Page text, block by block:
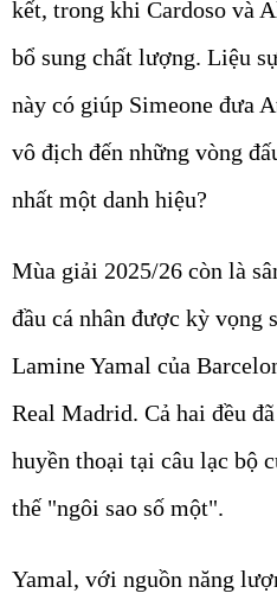
kết, trong khi Cardoso và
bổ sung chất lượng. Liệu
này có giúp Simeone đưa
vô địch đến những vòng
nhất một danh hiệu?
Mùa giải 2025/26 còn là
đầu cá nhân được kỳ vọng
Lamine Yamal của
Real Madrid. Cả hai đều
huyền thoại tại câu lạc bộ
thế "ngôi sao số một".
Yamal, với nguồn năng